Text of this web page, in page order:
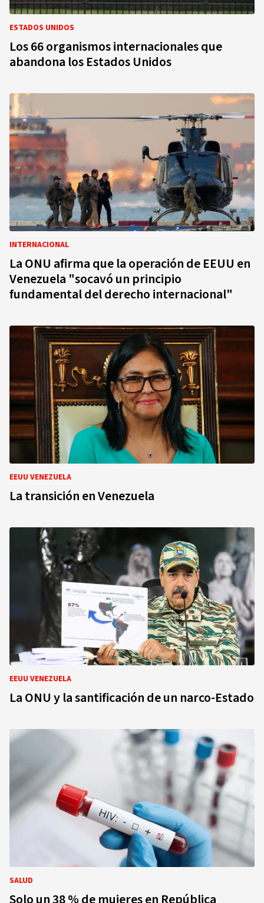
ESTADOS UNIDOS
Los 66 organismos internacionales que
abandona los Estados Unidos
INTERNACIONAL
La ONU afirma que la operación de EEUU en
Venezuela "socavó un principio
fundamental del derecho internacional"
EEUU VENEZUELA
La transición en Venezuela
EEUU VENEZUELA
La ONU y la santificación de un narco-Estado
SALUD